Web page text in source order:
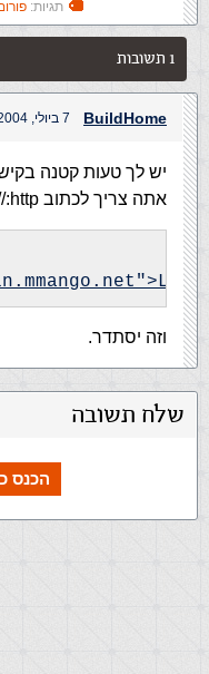
תגיות:
1 תשובות
BuildHome 7 ביולי, 2004 בשעה 12:24 am
יש לך טעות קטנה
אתה צריך לכתוב http:// לפני כתיבת הקישור, לדוגמא:
וזה יסתדר.
שלח תשובה
הכנס